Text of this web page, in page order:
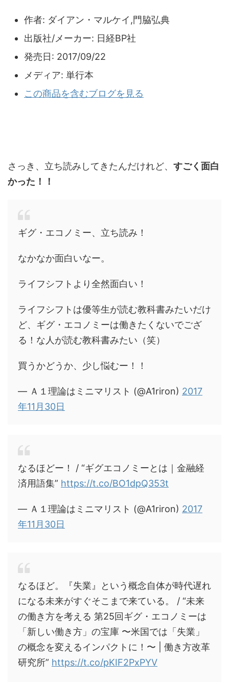
作者: ダイアン・マルケイ,門脇弘典
出版社/メーカー: 日経BP社
発売日: 2017/09/22
メディア: 単行本
この商品を含むブログを見る
さっき、立ち読みしてきたんだけれど、 すごく面白
かった！！
ギグ・エコノミー、立ち読み！
なかなか面白いなー。
ライフシフトより全然面白い！
ライフシフトは優等生が読む教科書みたいだけ
ど、ギグ・エコノミーは働きたくないでござ
る！な人が読む教科書みたい（笑）
買うかどうか、少し悩むー！！
— Ａ１理論はミニマリスト (@A1riron) 2017
年11月30日
なるほどー！ / “ギグエコノミーとは｜金融経
済用語集” https://t.co/BO1dpQ353t
— Ａ１理論はミニマリスト (@A1riron) 2017
年11月30日
なるほど。『失業』という概念自体が時代遅れ
になる未来がすぐそこまで来ている。 / “未来
の働き方を考える 第25回ギグ・エコノミーは
「新しい働き方」の宝庫 〜米国では「失業」
の概念を変えるインパクトに！〜 | 働き方改革
研究所” https://t.co/pKIF2PxPYV